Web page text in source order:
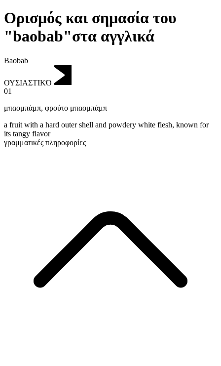
Ορισμός και σημασία του
"baobab"στα αγγλικά
Baobab
ΟΥΣΙΑΣΤΙΚΌ
01
μπαομπάμπ, φρούτο μπαομπάμπ
a fruit with a hard outer shell and powdery white flesh, known for
its tangy flavor
γραμματικές πληροφορίες